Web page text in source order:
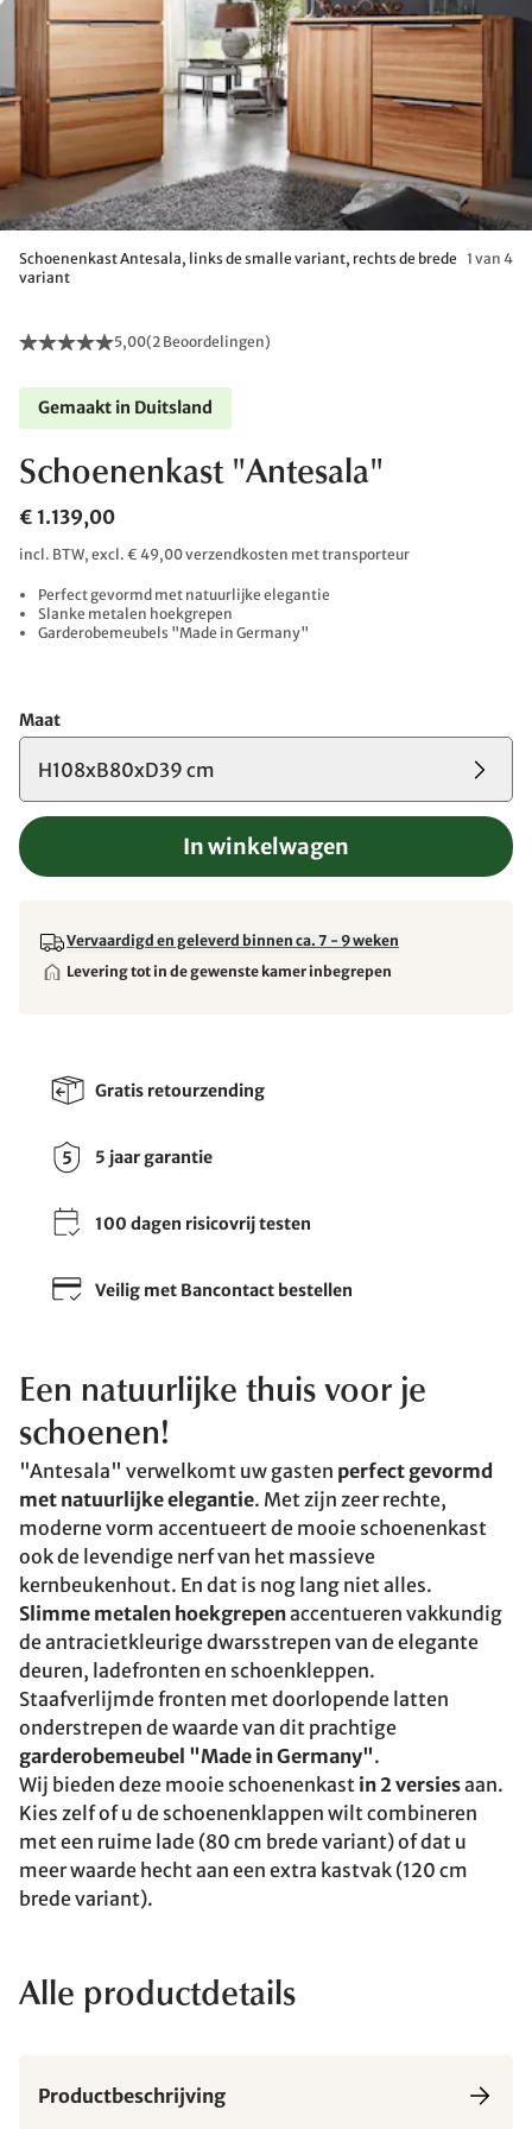
Schoenenkast Antesala, links de smalle variant, rechts de brede
variant
1 van 4
5,00(2 Beoordelingen)
Gemaakt in Duitsland
Schoenenkast "Antesala"
€ 1.139,00
incl. BTW, excl. € 49,00 verzendkosten met transporteur
Perfect gevormd met natuurlijke elegantie
Slanke metalen hoekgrepen
Garderobemeubels "Made in Germany"
Maat
H108xB80xD39 cm
In winkelwagen
Vervaardigd en geleverd binnen ca. 7 - 9 weken
Levering tot in de gewenste kamer inbegrepen
Gratis retourzending
5 jaar garantie
100 dagen risicovrij testen
Veilig met Bancontact bestellen
Een natuurlijke thuis voor je
schoenen!
"Antesala" verwelkomt uw gasten perfect gevormd
met natuurlijke elegantie. Met zijn zeer rechte,
moderne vorm accentueert de mooie schoenenkast
ook de levendige nerf van het massieve
kernbeukenhout. En dat is nog lang niet alles.
Slimme metalen hoekgrepenaccentueren vakkundig
de antracietkleurige dwarsstrepen van de elegante
deuren, ladefronten en schoenkleppen.
Staafverlijmde fronten met doorlopende latten
onderstrepen de waarde van dit prachtige
garderobemeubel "Made in Germany".
Wij bieden deze mooie schoenenkast in 2 versiesaan.
Kies zelf of u de schoenenklappen wilt combineren
met een ruime lade (80 cm brede variant) of dat u
meer waarde hecht aan een extra kastvak (120 cm
brede variant).
Alle productdetails
Productbeschrijving